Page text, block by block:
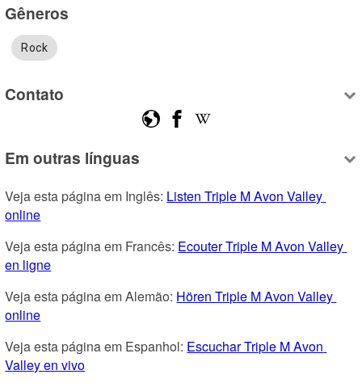
Gêneros
Rock
Contato
Em outras línguas
Veja esta página em Inglês: Listen Triple M Avon Valley
online
Veja esta página em Francês: Ecouter Triple M Avon Valley
en ligne
Veja esta página em Alemão: Hören Triple M Avon Valley
online
Veja esta página em Espanhol: Escuchar Triple M Avon
Valley en vivo